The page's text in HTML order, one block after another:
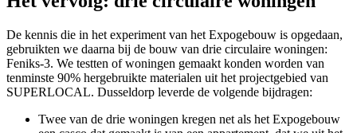
De kennis die in het experiment van het Expogebouw is opgedaan,
gebruikten we daarna bij de bouw van drie circulaire woningen:
Feniks-3. We testten of woningen gemaakt konden worden van
tenminste 90% hergebruikte materialen uit het projectgebied van
SUPERLOCAL. Dusseldorp leverde de volgende bijdragen:
Twee van de drie woningen kregen net als het Expogebouw